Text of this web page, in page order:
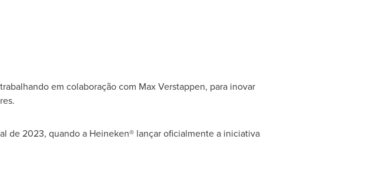
em colaboração com Max Verstappen, para inovar
de 2023, quando a Heineken® lançar oficialmente a iniciativa